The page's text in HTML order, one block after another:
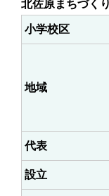
北佐原まちづく
小学校区
地域
代表
設立